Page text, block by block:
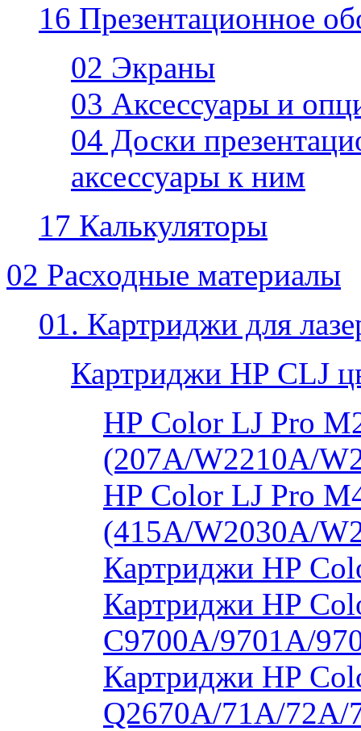
16 Презентационное
02 Экраны
03 Аксессуары и
04 Доски
аксессуары к ним
17 Калькуляторы
02 Расходные материалы
01. Картриджи для
Картриджи HP CLJ
HP Color LJ Pro
(207A/W2210A/
HP Color LJ Pro
(415A/W2030A/
Картриджи HP
Картриджи HP
C9700A/9701A/
Картриджи HP
Q2670A/71A/